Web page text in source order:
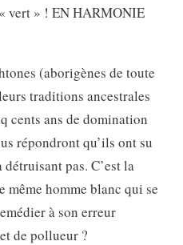
vert » ! EN HARMONIE
(aborigènes de toute
traditions ancestrales
cents ans de domination
répondront qu’ils ont su
pas. C’est la
même homme blanc qui se
à son erreur
de pollueur ?